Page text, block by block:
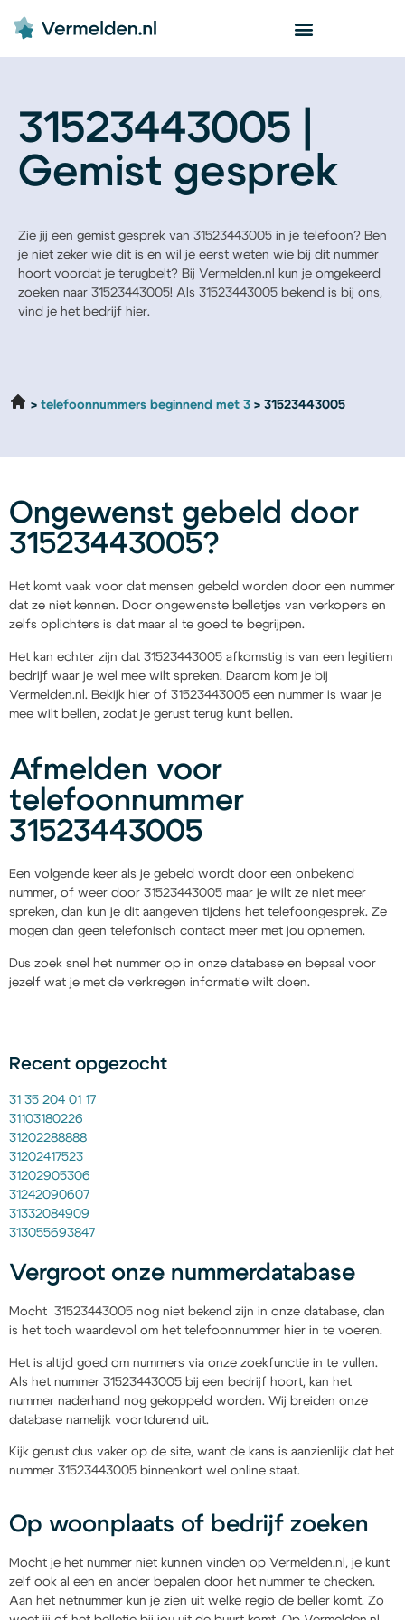
31523443005 |
Gemist gesprek
Zie jij een gemist gesprek van 31523443005 in je telefoon? Ben
je niet zeker wie dit is en wil je eerst weten wie bij dit nummer
hoort voordat je terugbelt? Bij Vermelden.nl kun je omgekeerd
zoeken naar 31523443005! Als 31523443005 bekend is bij ons,
vind je het bedrijf hier.
telefoonnummers beginnend met 3 31523443005
Ongewenst gebeld door
31523443005?
Het komt vaak voor dat mensen gebeld worden door een nummer
dat ze niet kennen. Door ongewenste belletjes van verkopers en
zelfs oplichters is dat maar al te goed te begrijpen.
Het kan echter zijn dat 31523443005 afkomstig is van een legitiem
bedrijf waar je wel mee wilt spreken. Daarom kom je bij
Vermelden.nl. Bekijk hier of 31523443005 een nummer is waar je
mee wilt bellen, zodat je gerust terug kunt bellen.
Afmelden voor
telefoonnummer
31523443005
Een volgende keer als je gebeld wordt door een onbekend
nummer, of weer door 31523443005 maar je wilt ze niet meer
spreken, dan kun je dit aangeven tijdens het telefoongesprek. Ze
mogen dan geen telefonisch contact meer met jou opnemen.
Dus zoek snel het nummer op in onze database en bepaal voor
jezelf wat je met de verkregen informatie wilt doen.
Recent opgezocht
31 35 204 01 17
31103180226
31202288888
31202417523
31202905306
31242090607
31332084909
313055693847
Vergroot onze nummerdatabase
Mocht 31523443005 nog niet bekend zijn in onze database, dan
is het toch waardevol om het telefoonnummer hier in te voeren.
Het is altijd goed om nummers via onze zoekfunctie in te vullen.
Als het nummer 31523443005 bij een bedrijf hoort, kan het
nummer naderhand nog gekoppeld worden. Wij breiden onze
database namelijk voortdurend uit.
Kijk gerust dus vaker op de site, want de kans is aanzienlijk dat het
nummer 31523443005 binnenkort wel online staat.
Op woonplaats of bedrijf zoeken
Mocht je het nummer niet kunnen vinden op Vermelden.nl, je kunt
zelf ook al een en ander bepalen door het nummer te checken.
Aan het netnummer kun je zien uit welke regio de beller komt. Zo